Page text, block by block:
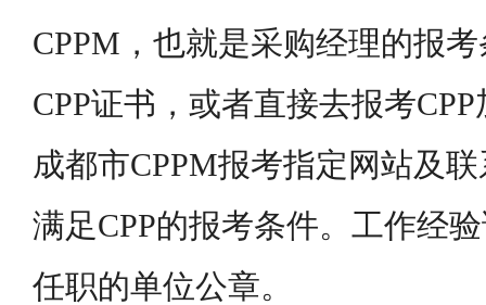
CPPM，也就是采购经理的报
CPP证书，或者直接去报考
成都市CPPM报考指定网站及
满足CPP的报考条件。工作经
任职的单位公章。